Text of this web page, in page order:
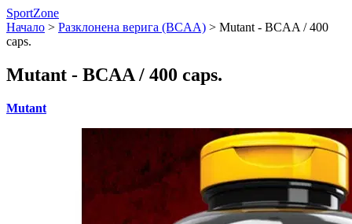
SportZone
Начало > Разклонена верига (BCAA) > Mutant - BCAA / 400
caps.
Mutant - BCAA / 400 caps.
Mutant